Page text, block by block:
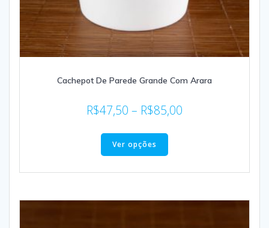
Cachepot De Parede Grande Com Arara
R$47,50 – R$85,00
Ver opções